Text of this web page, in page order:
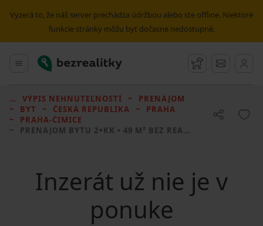
Vyzerá to, že náš server prechádza údržbou alebo ste offline. Niektoré
funkcie stránky môžu byť dočasne nedostupné.
Hlavné menu
Bezrealitky Strážny pes
Správy
VÝPIS NEHNUTEĽNOSTÍ
PRENÁJOM
BYT
ČESKÁ REPUBLIKA
PRAHA
PRAHA-ČIMICE
PRENÁJOM BYTU 2+KK • 49 M² BEZ REALITKY
Inzerát už nie je v
ponuke